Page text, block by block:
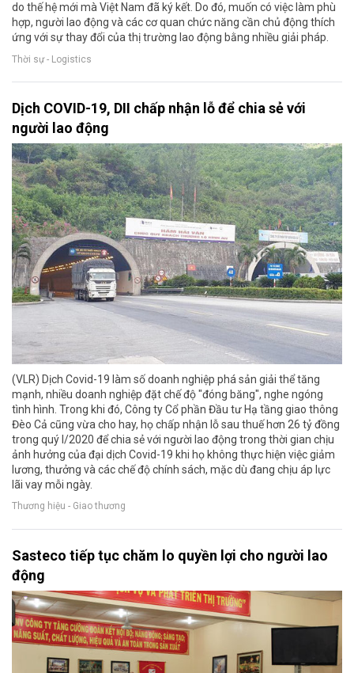
do thế hệ mới mà Việt Nam đã ký kết. Do đó, muốn có việc làm phù
hợp, người lao động và các cơ quan chức năng cần chủ động thích
ứng với sự thay đổi của thị trường lao động bằng nhiều giải pháp.
Thời sự - Logistics
Dịch COVID-19, DII chấp nhận lỗ để chia sẻ với
người lao động
(VLR) Dịch Covid-19 làm số doanh nghiệp phá sản giải thể tăng
mạnh, nhiều doanh nghiệp đặt chế độ "đóng băng", nghe ngóng
tình hình. Trong khi đó, Công ty Cổ phần Đầu tư Hạ tầng giao thông
Đèo Cả cũng vừa cho hay, họ chấp nhận lỗ sau thuế hơn 26 tỷ đồng
trong quý I/2020 để chia sẻ với người lao động trong thời gian chịu
ảnh hưởng của đại dịch Covid-19 khi họ không thực hiện việc giảm
lương, thưởng và các chế độ chính sách, mặc dù đang chịu áp lực
lãi vay mỗi ngày.
Thương hiệu - Giao thương
Sasteco tiếp tục chăm lo quyền lợi cho người lao
động